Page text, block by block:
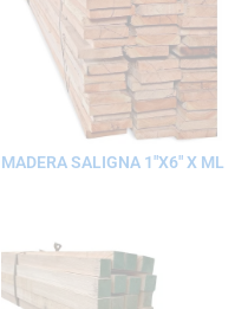
MADERA SALIGNA 1″X6″ X ML